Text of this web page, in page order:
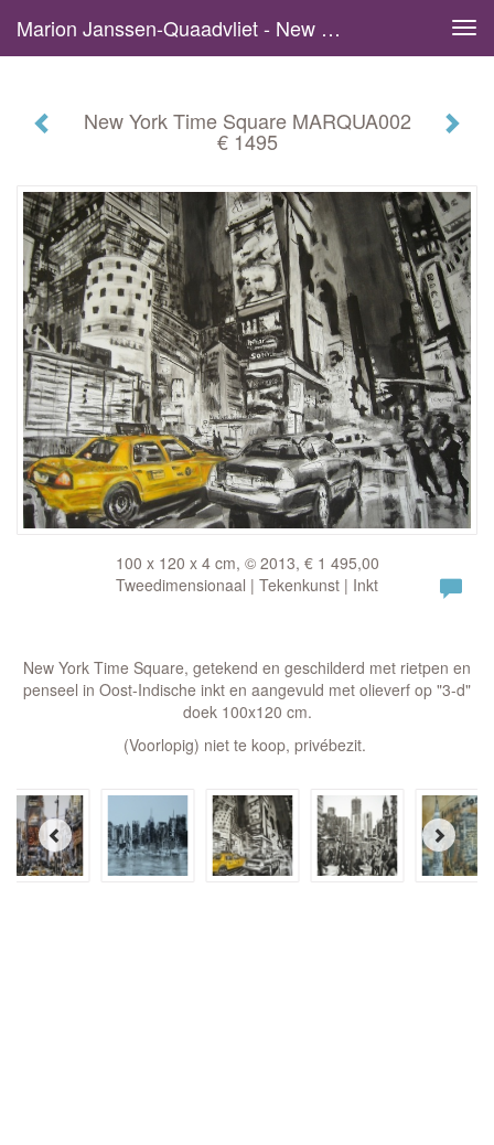
Marion Janssen-Quaadvliet - New York Time Square MARQUA002 € 1495
New York Time Square MARQUA002
€ 1495
100 x 120 x 4 cm, © 2013, € 1 495,00
Tweedimensionaal | Tekenkunst | Inkt
New York Time Square, getekend en geschilderd met rietpen en
penseel in Oost-Indische inkt en aangevuld met olieverf op "3-d"
doek 100x120 cm.
(Voorlopig) niet te koop, privébezit.